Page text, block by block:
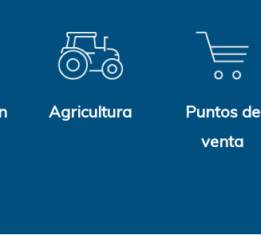
Agricultura
Puntos de
venta